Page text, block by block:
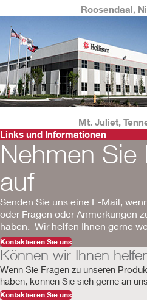
Roosendaal,
Mt. Juliet,
Links und Informationen
Nehmen
auf
Senden Sie uns eine E-Mail,
oder Fragen oder Anmerkungen
haben. Wir helfen Ihnen gerne
Kontaktieren Sie uns
Können wir Ihnen
Wenn Sie Fragen zu unseren
haben, können Sie sich gerne an
Kontaktieren Sie uns